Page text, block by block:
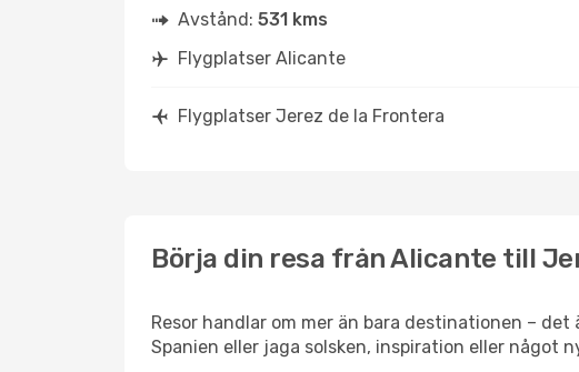
Avstånd: 531 kms
Flygplatser Alicante
Flygplatser Jerez de la Frontera
Börja din resa från Alicante till
Resor handlar om mer än bara destinationen –
Spanien eller jaga solsken, inspiration eller något